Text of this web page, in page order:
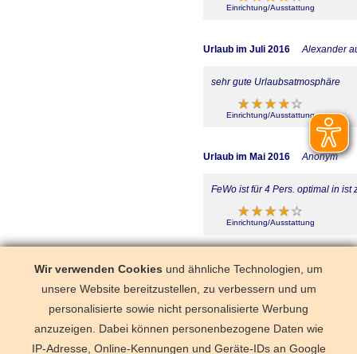
Einrichtung/Ausstattung
Urlaub im Juli 2016 Alexander
sehr gute Urlaubsatmosphäre
Einrichtung/Ausstattung
Urlaub im Mai 2016 Anonym
FeWo ist für 4 Pers. optimal in ist
Einrichtung/Ausstattung
Urlaub im Juli 2013
Super Ferienwohnung! Jederzeit
Einrichtung/Ausstattung
Wir verwenden Cookies und ähnliche Technologien, um
unsere Website bereitzustellen, zu verbessern und um
personalisierte sowie nicht personalisierte Werbung
anzuzeigen. Dabei können personenbezogene Daten wie
IP-Adresse, Online-Kennungen und Geräte-IDs an Google